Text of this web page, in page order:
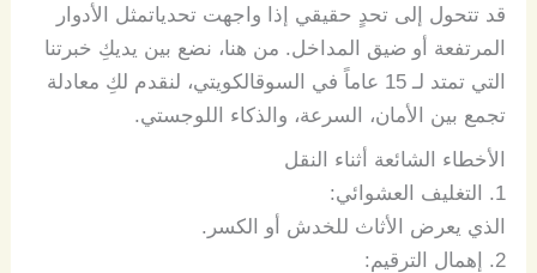
قد تتحول إلى تحدٍ حقيقي إذا واجهت تحدياتمثل
الأدوار
المرتفعة
أو ضيق المداخل. من هنا، نضع بين يديكِ خبرتنا
التي تمتد لـ 15 عاماً في السوقالكويتي، لنقدم لكِ معادلة
تجمع بين الأمان، السرعة، والذكاء اللوجستي.
الأخطاء
الشائعة أثناء
النقل
1.
التغليف العشوائي:
الذي يعرض الأثاث للخدش أو الكسر .
2.
إهمال الترقيم :